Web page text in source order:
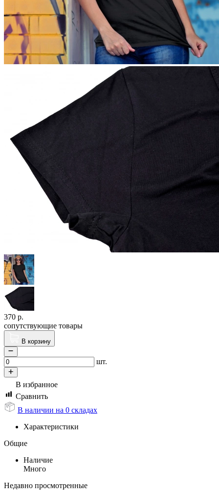
370 р.
сопутствующие товары
В корзину
шт.
В избранное
Сравнить
В наличии на 0 складах
Характеристики
Общие
Наличие
Много
Недавно просмотренные